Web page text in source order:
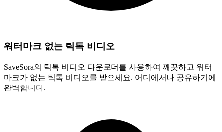
워터마크 없는 틱톡 비디오
SaveSora의 틱톡 비디오 다운로더를 사용하여 깨끗하고 워터
마크가 없는 틱톡 비디오를 받으세요. 어디에서나 공유하기에
완벽합니다.